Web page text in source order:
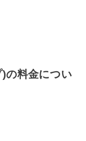
の料金につい